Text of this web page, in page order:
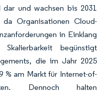
dar und wachsen bis 2031
Organisationen Cloud-
in Einklang
begünstigt
die im Jahr 2025
% am Markt für Internet-of-
Dennoch halten